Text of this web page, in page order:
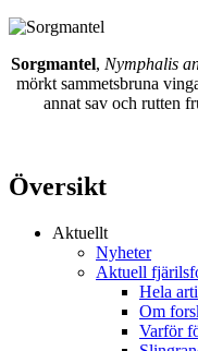
Sorgmantel, Nymphalis
mörkt sammetsbruna
annat sav och rutten
Översikt
Aktuellt
Nyheter
Aktuell
Hela
Om
Varför